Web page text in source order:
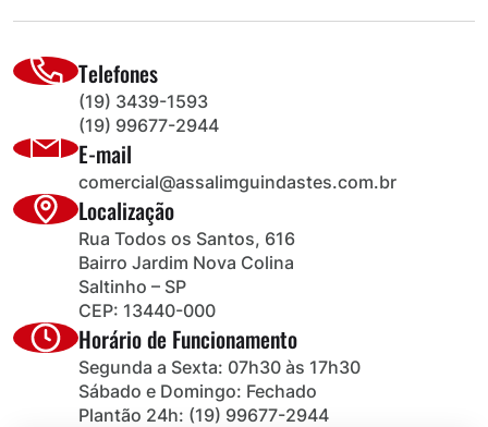
Telefones
(19) 3439-1593
(19) 99677-2944
E-mail
comercial@assalimguindastes.com.br
Localização
Rua Todos os Santos, 616
Bairro Jardim Nova Colina
Saltinho – SP
CEP: 13440-000
Horário de Funcionamento
Segunda a Sexta: 07h30 às 17h30
Sábado e Domingo: Fechado
Plantão 24h: (19) 99677-2944